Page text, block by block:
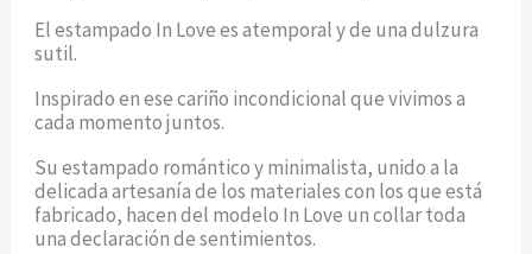
El estampado In Love es atemporal y de una dulzura
sutil.
Inspirado en ese cariño incondicional que vivimos a
cada momento juntos.
Su estampado romántico y minimalista, unido a la
delicada artesanía de los materiales con los que está
fabricado, hacen del modelo In Love un collar toda
una declaración de sentimientos.